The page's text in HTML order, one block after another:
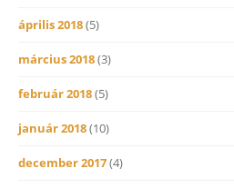
április 2018(5)
március 2018(3)
február 2018(5)
január 2018(10)
december 2017(4)